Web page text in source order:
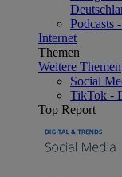
Podcasts
Internet
Themen
Weitere Themen
Social
TikTok -
Top Report